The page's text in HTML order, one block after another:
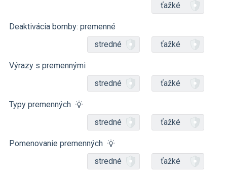
ťažké
Deaktivácia bomby: premenné
stredné
ťažké
Výrazy s premennými
stredné
ťažké
Typy premenných
stredné
ťažké
Pomenovanie premenných
stredné
ťažké